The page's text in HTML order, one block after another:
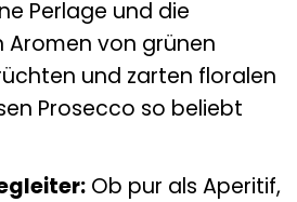
Perlage und die
Aromen von grünen
und zarten floralen
Prosecco so beliebt
Ob pur als Aperitif,